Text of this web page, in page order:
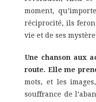
moment,
réciprocité, ils
vie et de ses
Une chanson aux
route. Elle me
mots, et les
souffrance de